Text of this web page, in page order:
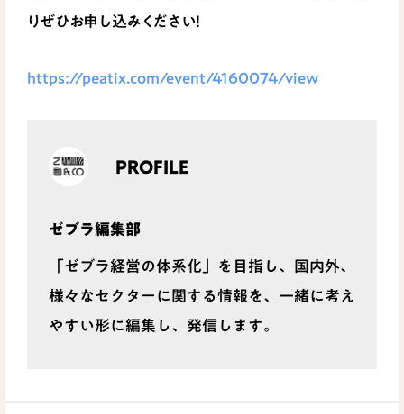
りぜひお申し込みください！
https://peatix.com/event/4160074/view
PROFILE
ゼブラ編集部
「ゼブラ経営の体系化」を目指し、国内外、
様々なセクターに関する情報を、一緒に考え
やすい形に編集し、発信します。